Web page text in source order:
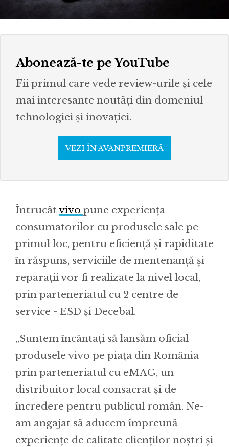
Abonează-te pe YouTube
Fii primul care vede review-urile și cele
mai interesante noutăți din domeniul
tehnologiei și inovației.
VEZI ÎN AVANPREMIERĂ
Întrucâtvivo pune experiența
consumatorilor cu produsele sale pe
primul loc, pentru eficiență și rapiditate
în răspuns, serviciile de mentenanță și
reparații vor fi realizate la nivel local,
prin parteneriatul cu 2 centre de
service - ESD și Decebal.
„Suntem încântați să lansăm oficial
produsele vivo pe piața din România
prin parteneriatul cu eMAG, un
distribuitor local consacrat și de
încredere pentru publicul român. Ne-
am angajat să aducem împreună
experiențe de calitate clienților noștri și